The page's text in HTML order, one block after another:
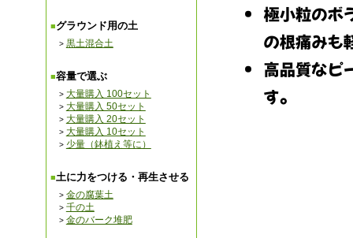
グラウンド用の土
黒土混合土
容量で選ぶ
大量購入 100セット
大量購入 50セット
大量購入 20セット
大量購入 10セット
少量（鉢植え等に）
土に力をつける・再生させる
金の腐葉土
千の土
金のバーク堆肥